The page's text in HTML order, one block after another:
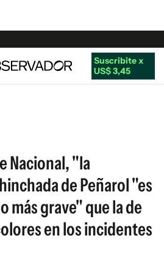
Suscribite x
US$ 3,45
Nacional, "la
de Peñarol "es
más grave" que la de
en los incidentes